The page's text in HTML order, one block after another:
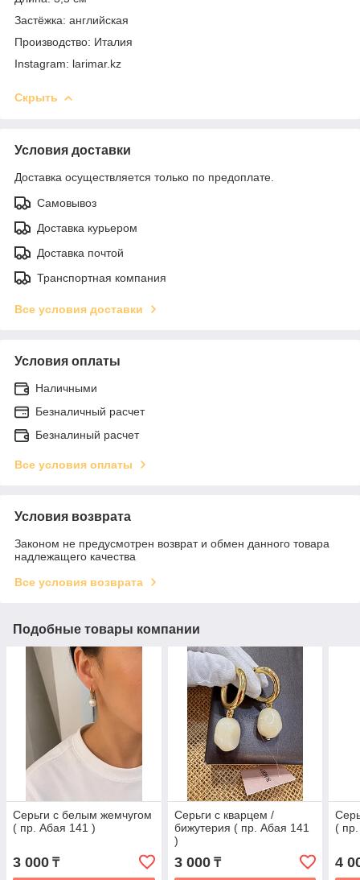
Застёжка: английская
Производство: Италия
Instagram: larimar.kz
Скрыть
Условия доставки
Доставка осуществляется только по предоплате.
Самовывоз
Доставка курьером
Доставка почтой
Транспортная компания
Все условия доставки
Условия оплаты
Наличными
Безналичный расчет
Безналиный расчет
Все условия оплаты
Условия возврата
Законом не предусмотрен возврат и обмен данного товара
надлежащего качества
Все условия возврата
Подобные товары компании
Серьги с белым жемчугом
( пр. Абая 141 )
3 000 ₸
Серьги с кварцем /
бижутерия ( пр. Абая 141
)
3 000₸
(
4